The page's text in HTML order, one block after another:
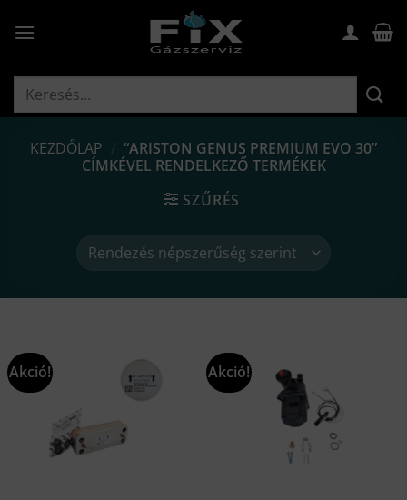
Keresés
KEZDŐLAP / “ARISTON GENUS PREMIUM EVO 30”
CÍMKÉVEL RENDELKEZŐ TERMÉKEK
SZŰRÉS
Akció! Akció!